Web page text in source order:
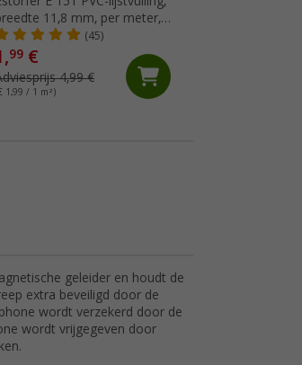
11,8 mm, per meter,
(45)
99 €
4,99 €
1,99 / 1 m²)
geleider en houdt de
extra beveiligd door de
wordt verzekerd door de
wordt vrijgegeven door